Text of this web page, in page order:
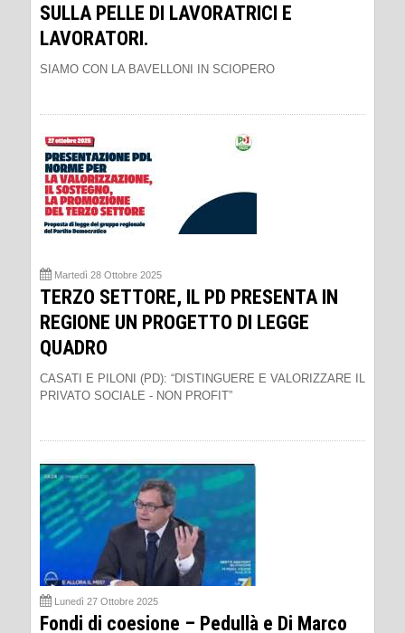
SULLA PELLE DI LAVORATRICI E
LAVORATORI.
SIAMO CON LA BAVELLONI IN SCIOPERO
Martedì 28 Ottobre 2025
TERZO SETTORE, IL PD PRESENTA IN
REGIONE UN PROGETTO DI LEGGE
QUADRO
CASATI E PILONI (PD): “DISTINGUERE E VALORIZZARE IL
PRIVATO SOCIALE - NON PROFIT”
Lunedì 27 Ottobre 2025
Fondi di coesione – Pedullà e Di Marco